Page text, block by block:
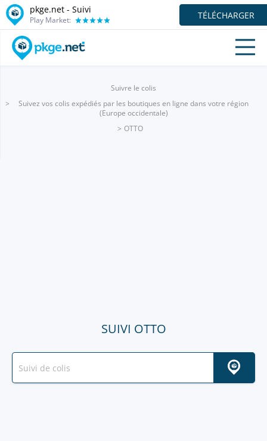
pkge.net - Suivi
Play Market: TÉLÉCHARGER
Suivre le colis
Suivez vos colis expédiés par les boutiques en ligne dans votre région
(Europe occidentale)
OTTO
SUIVI OTTO